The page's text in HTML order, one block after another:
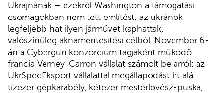
Ukrajnának – ezekről Washington a támogatási
csomagokban nem tett említést; az ukránok
legfeljebb hat ilyen járművet kaphattak,
valószínűleg aknamentesítési célból. November 6-
án a Cybergun konzorcium tagjaként működő
francia Verney-Carron vállalat számolt be arról: az
UkrSpecEksport vállalattal megállapodást írt alá
tízezer gépkarabély, kétezer mesterlövész-puska,